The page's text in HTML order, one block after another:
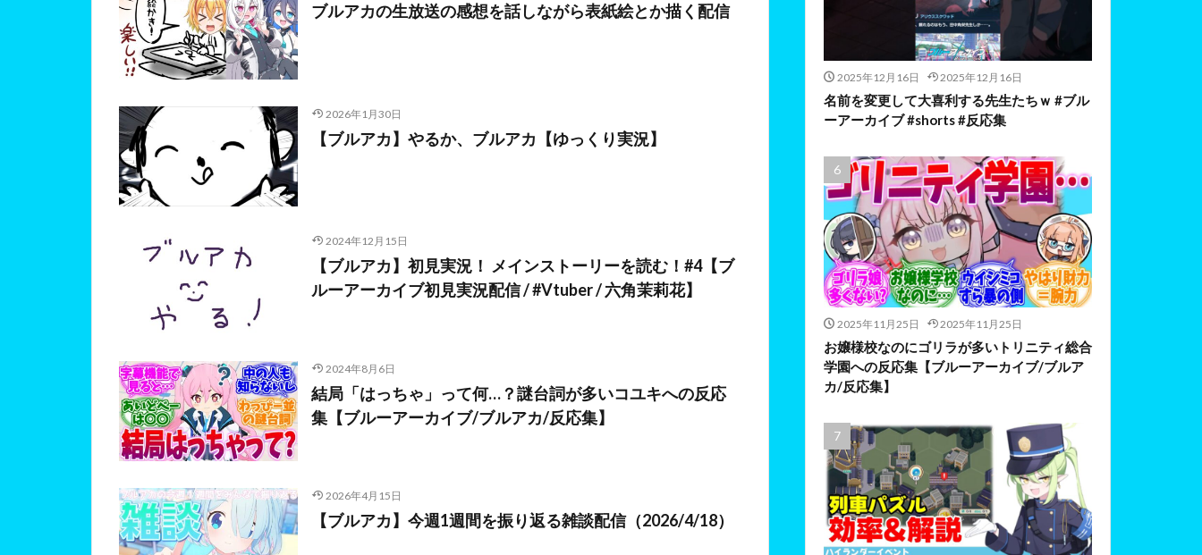
ブルアカの生放送の感想を話しながら表紙絵とか描く配信
2026年1月30日
【ブルアカ】やるか、ブルアカ【ゆっくり実況】
2024年12月15日
【ブルアカ】初見実況！ メインストーリーを読む！#4【ブ
ルーアーカイブ初見実況配信 / #Vtuber / 六角茉莉花】
2024年8月6日
結局「はっちゃ」って何…？謎台詞が多いコユキへの反応
集【ブルーアーカイブ/ブルアカ/反応集】
2026年4月15日
【ブルアカ】今週1週間を振り返る雑談配信（2026/4/18）
2025年12月16日 2025年12月16日
名前を変更して大喜利する先生たちｗ #ブル
ーアーカイブ #shorts #反応集
2025年11月25日 2025年11月25日
お嬢様校なのにゴリラが多いトリニティ総合
学園への反応集【ブルーアーカイブ/ブルア
カ/反応集】